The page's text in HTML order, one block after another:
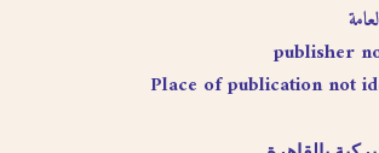
publisher
Place of publication not